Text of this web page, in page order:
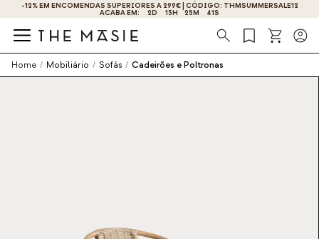
-12% EM ENCOMENDAS SUPERIORES A 299€ | CÓDIGO: THMSUMMERSALE12
ACABA EM: 2D 13H 25M 40S
Procura
Home / Mobiliário / Sofás / Cadeirões e Poltronas